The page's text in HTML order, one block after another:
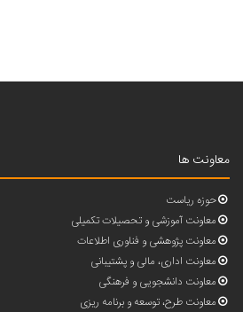
معاونت ها
حوزه ریاست
معاونت آموزشی و تحصیلات تکمیلی
معاونت پژوهشی و فناوری اطلاعات
معاونت اداری، مالی و پشتیبانی
معاونت دانشجویی و فرهنگی
معاونت طرح، توسعه و برنامه ریزی